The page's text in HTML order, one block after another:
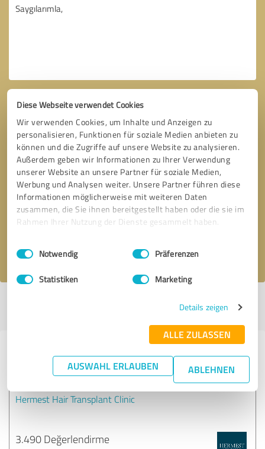
Diese Webseite verwendet Cookies
Wir verwenden Cookies, um Inhalte und Anzeigen zu
personalisieren, Funktionen für soziale Medien anbieten zu
können und die Zugriffe auf unsere Website zu analysieren.
Außerdem geben wir Informationen zu Ihrer Verwendung
unserer Website an unsere Partner für soziale Medien,
Werbung und Analysen weiter. Unsere Partner führen diese
Informationen möglicherweise mit weiteren Daten
zusammen, die Sie ihnen bereitgestellt haben oder die sie im
Rahmen Ihrer Nutzung der Dienste gesammelt haben.
Impressum Datenschutzbestimmungen
Einwilligungsauswahl
Notwendig Präferenzen
Statistiken Marketing
Details zeigen
ALLE ZULASSEN
AUSWAHL ERLAUBEN ABLEHNEN
Geri arama talebi * zorunlu alanlar
Mesaj gönder
gizlilik politikasınıkabul ediyorum.
Son güncelleme: 13.07.2020
Sektördeki diğer hizmet
sağlayıcılarla deneyimler
Hermest Hair Transplant Clinic
3.490 Değerlendirme